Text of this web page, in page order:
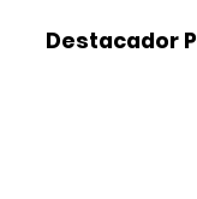
Destacador